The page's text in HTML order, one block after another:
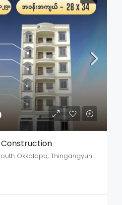
Dhama Yazar 3 Street, South Okkalapa, Thingangyun District, Yangon City, Yangon, 11091, Myanmar